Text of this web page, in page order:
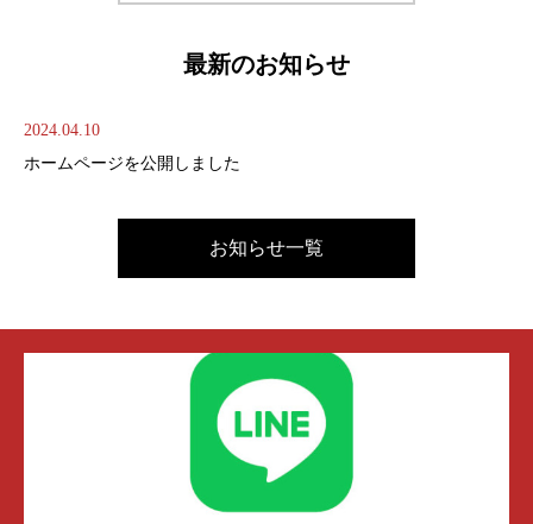
最新のお知らせ
2024.04.10
ホームページを公開しました
お知らせ一覧